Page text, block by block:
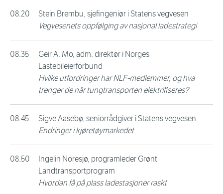
08.20
Stein Brembu, sjefingeniør i Statens vegvesen
Vegvesenets oppfølging av nasjonal ladestrategi
08.35
Geir A. Mo, adm. direktør i Norges
Lastebileierforbund
Hvilke utfordringer har NLF-medlemmer, og hva
trenger de når tungtransporten elektrifiseres?
08.45
Sigve Aasebø, seniorrådgiver i Statens vegvesen
Endringer i kjøretøymarkedet
08.50
Ingelin Noresjø, programleder Grønt
Landtransportprogram
Hvordan få på plass ladestasjoner raskt